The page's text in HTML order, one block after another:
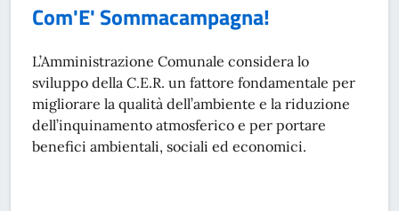
Com'E' Sommacampagna!
L’Amministrazione Comunale considera lo
sviluppo della C.E.R. un fattore fondamentale per
migliorare la qualità dell’ambiente e la riduzione
dell’inquinamento atmosferico e per portare
benefici ambientali, sociali ed economici.